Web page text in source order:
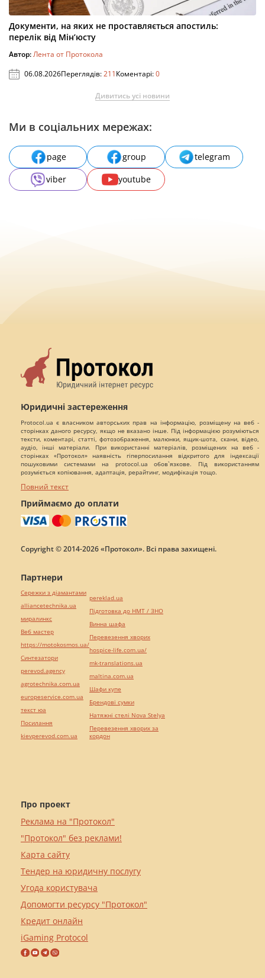
Документи, на яких не проставляється апостиль:
перелік від Мін’юсту
Автор:Лента от Протокола
06.08.2026Переглядів:211Коментарі:0
Дивитись усі новини
Ми в соціальних мережах:
page group
telegram
viber
youtube
Юридичні застереження
Protocol.ua є власником авторських прав на інформацію, розміщену на веб -
сторінках даного ресурсу, якщо не вказано інше. Під інформацією розуміються
тексти, коментарі, статті, фотозображення, малюнки, ящик-шота, скани, відео,
аудіо, інші матеріали. При використанні матеріалів, розміщених на веб -
сторінках «Протокол» наявність гіперпосилання відкритого для індексації
пошуковими системами на protocol.ua обов`язкове. Під використанням
розуміється копіювання, адаптація, рерайтинг, модифікація тощо.
Повний текст
Приймаємо до оплати
Copyright © 2014-2026 «Протокол». Всі права захищені.
Про проект
Реклама на "Протокол"
"Протокол" без реклами!
Карта сайту
Тендер на юридичну послугу
Угода користувача
Допомогти ресурсу "Протокол"
Кредит онлайн
iGaming Protocol
Партнери
Сережки з діамантами
alliancetechnika.ua
миралинкс
Веб мастер
https://motokosmos.ua/
Синтезатори
perevod.agency
agrotechnika.com.ua
europeservice.com.ua
текст юа
Посилання
kievperevod.com.ua
pereklad.ua
Підготовка до НМТ / ЗНО
Винна шафа
Перевезення хворих
hospice-life.com.ua/
mk-translations.ua
maltina.com.ua
Шафи купе
Брендові сумки
Натяжні стелі Nova Stelya
Перевезення хворих за
кордон